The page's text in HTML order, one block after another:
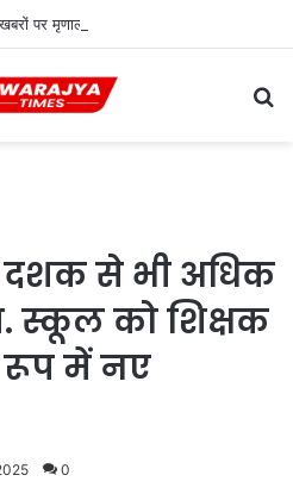
दशक से भी अधिक
स्कूल को शिक्षक
में नए
0